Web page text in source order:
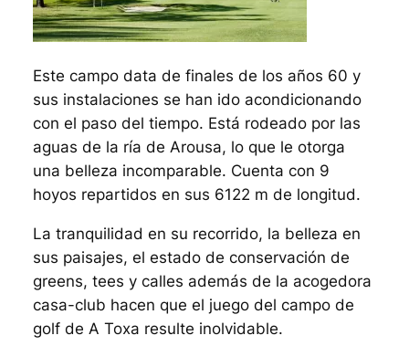
Este campo data de finales de los años 60 y
sus instalaciones se han ido acondicionando
con el paso del tiempo. Está rodeado por las
aguas de la ría de Arousa, lo que le otorga
una belleza incomparable. Cuenta con 9
hoyos repartidos en sus 6122 m de longitud.
La tranquilidad en su recorrido, la belleza en
sus paisajes, el estado de conservación de
greens, tees y calles además de la acogedora
casa-club hacen que el juego del campo de
golf de A Toxa resulte inolvidable.